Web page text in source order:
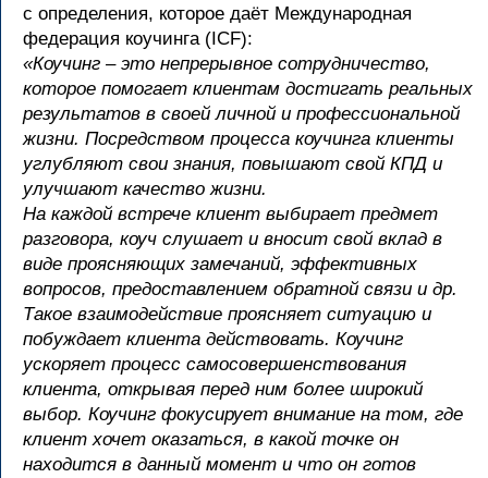
с определения, которое даёт Международная
федерация коучинга (ICF):
«Коучинг – это непрерывное сотрудничество,
которое помогает клиентам достигать реальных
результатов в своей личной и профессиональной
жизни. Посредством процесса коучинга клиенты
углубляют свои знания, повышают свой КПД и
улучшают качество жизни.
На каждой встрече клиент выбирает предмет
разговора, коуч слушает и вносит свой вклад в
виде проясняющих замечаний, эффективных
вопросов, предоставлением обратной связи и др.
Такое взаимодействие проясняет ситуацию и
побуждает клиента действовать. Коучинг
ускоряет процесс самосовершенствования
клиента, открывая перед ним более широкий
выбор. Коучинг фокусирует внимание на том, где
клиент хочет оказаться, в какой точке он
находится в данный момент и что он готов